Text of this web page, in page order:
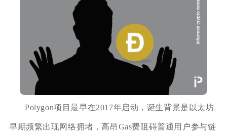
Polygon项目最早在2017年启动，诞生背景是以太坊
早期频繁出现网络拥堵，高昂Gas费阻碍普通用户参与链